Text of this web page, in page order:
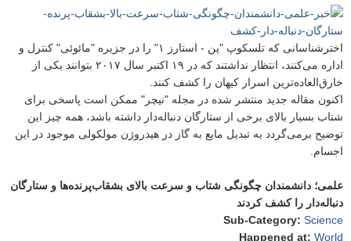
اخترشناسانی که تلسکوپ "پن - استارز ۱" را در جزیره "مائوئی" کنترل و
اداره می‌کنند، انتظار نداشتند که در ۱۹ اکتبر سال ۲۰۱۷ بتوانند یکی از
خارق‌العاده‌ترین اسرار کیهان را کشف کنند.
اکنون مقاله جدید منتشر شده در مجله "نیچر" ممکن است پاسخی برای
شتاب بسیار بالای برخی از ستارگان دنباله‌دار داشته باشد، همه چیز این
توضیح برمی‌گردد به تبدیل مایع به گاز در هیدروژن مولکولی موجود در این
اجسام.
علمی؛ دانشمندان چگونگی شتاب و سرعت بالای بشقاب‌پرنده‌ها و ستارگان
دنباله‌دار را کشف کردند
Sub-Category: Science
Happened at: World